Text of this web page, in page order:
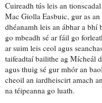
Cuireadh tús leis an tionscadal
Mac Giolla Easbuic, gur as an
dhéanamh leis an ábhar a bhí
go mbeadh sé ar fáil go
ar suim leis ceol agus
taifeadtaíbailithe ag Mícheál
agus thuig sé gur mhór an
cheoil an iardheiscirt amach
na téipeanna go luath.